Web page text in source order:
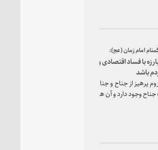
امام زمان (عج):
با فساد اقتصادی و ارتقاء نظام اداری می‌تواند
باشد
پرهیز از جناح و جناح‌بازی در وزارت اطلاعات تأکید
وجود دارد و آن هم جناح انقلاب و ولایت است.